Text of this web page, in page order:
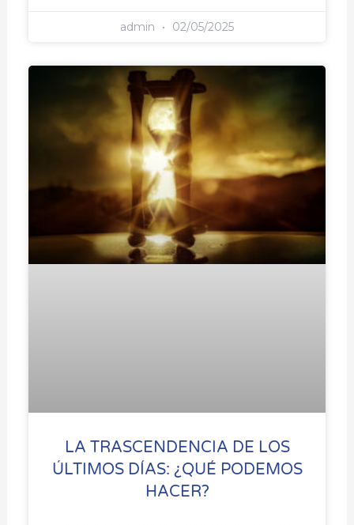
admin 02/05/2025
LA TRASCENDENCIA DE LOS
ÚLTIMOS DÍAS: ¿QUÉ PODEMOS
HACER?